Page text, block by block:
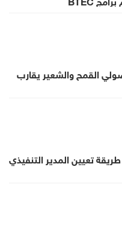
القمح والشعير يقارب
تعيين المدير التنفيذي